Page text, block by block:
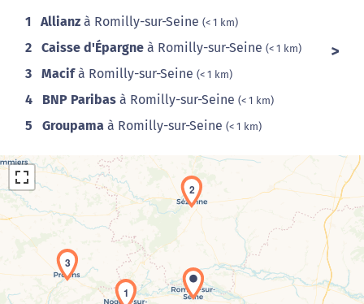
1 Allianz à Romilly-sur-Seine (< 1 km)
2 Caisse d'Épargne à Romilly-sur-Seine (< 1 km)
3 Macifà Romilly-sur-Seine (< 1 km)
4 BNP Paribas à Romilly-sur-Seine (< 1 km)
5 Groupama à Romilly-sur-Seine (< 1 km)
Chargement de la carte en cours...
1
2
3